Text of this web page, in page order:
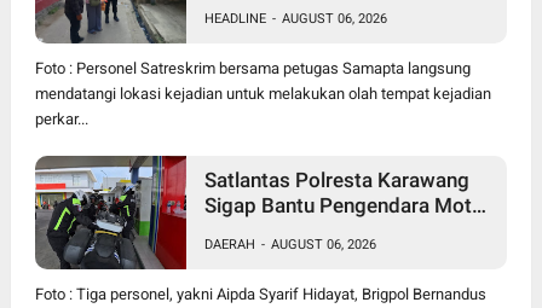
Rugi Rp19 Juta
HEADLINE - AUGUST 06, 2026
Foto : Personel Satreskrim bersama petugas Samapta langsung
mendatangi lokasi kejadian untuk melakukan olah tempat kejadian
perkar...
Satlantas Polresta Karawang
Sigap Bantu Pengendara Motor
Apresiasi
DAERAH - AUGUST 06, 2026
Foto : Tiga personel, yakni Aipda Syarif Hidayat, Brigpol Bernandus